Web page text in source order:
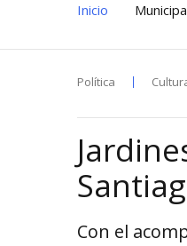
Inicio
Política
Con el